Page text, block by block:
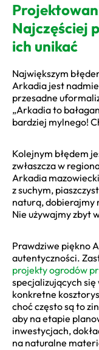
Najczęściej
ich unikać
Największym
Arkadia jest
przesadne
„Arkadia to
bardziej mylnego!
Kolejnym błędem
zwłaszcza w
Arkadia
z suchym,
naturą, dobierajmy
Nie używajmy zbyt
Prawdziwe piękno
autentyczności.
projekty ogrodów
specjalizujących
konkretne
choć często są to
aby na etapie
inwestycjach,
na naturalne